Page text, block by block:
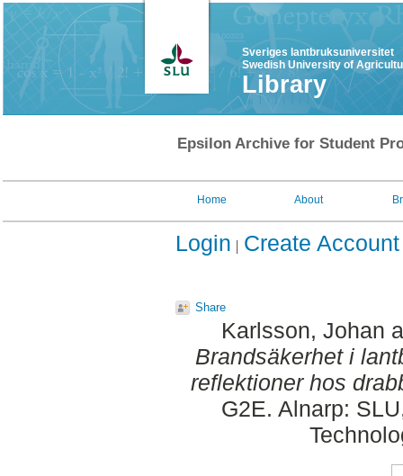
Sveriges lantbruksuniversitet
Swedish University of
Library
Epsilon Archive for Student
Home About
Login Create Account
Share
Karlsson, Johan
Brandsäkerhet i
reflektioner hos
G2E. Alnarp: